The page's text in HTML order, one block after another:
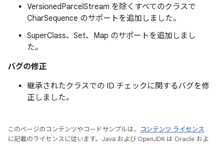
VersionedParcelStream を除くすべてのクラスで
CharSequence のサポートを追加しました。
SuperClass、Set、Map のサポートを追加しまし
た。
バグの修正
継承されたクラスでの ID チェックに関するバグを修
正しました。
このページのコンテンツやコードサンプルは、
コンテンツ ライセンス
に記載のライセンスに従います。Java および OpenJDK は Oracle およ